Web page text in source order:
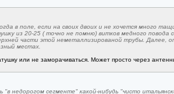
в поле, если на своих двоих и не хочется много
из 20-25 ( точно не помню) витков медного повода
части этой неметаллизированой трубы. Далее,
местах.
или не заморачиваться. Может просто через
недорогом сегменте" какой-нибудь "чисто